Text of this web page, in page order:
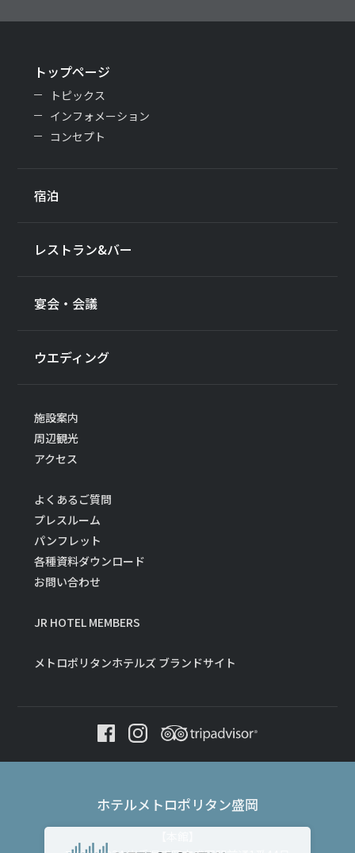
トップページ
トピックス
インフォメーション
コンセプト
宿泊
レストラン&バー
宴会・会議
ウエディング
施設案内
周辺観光
アクセス
よくあるご質問
プレスルーム
パンフレット
各種資料ダウンロード
お問い合わせ
JR HOTEL MEMBERS
メトロポリタンホテルズ ブランドサイト
ホテルメトロポリタン盛岡